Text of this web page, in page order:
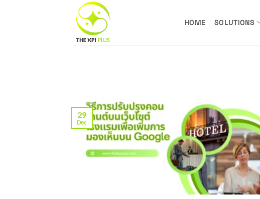
HOME SOLUTIONS
29
Dec